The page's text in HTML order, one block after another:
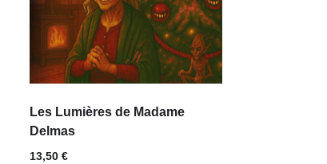
Les Lumières de Madame
Delmas
13,50€